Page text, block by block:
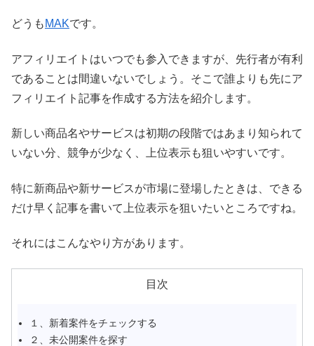
どうも MAKです。
アフィリエイトはいつでも参入できますが、先行者が有利
であることは間違いないでしょう。そこで誰よりも先にア
フィリエイト記事を作成する方法を紹介します。
新しい商品名やサービスは初期の段階ではあまり知られて
いない分、競争が少なく、上位表示も狙いやすいです。
特に新商品や新サービスが市場に登場したときは、できる
だけ早く記事を書いて上位表示を狙いたいところですね。
それにはこんなやり方があります。
目次
１、新着案件をチェックする
２、未公開案件を探す